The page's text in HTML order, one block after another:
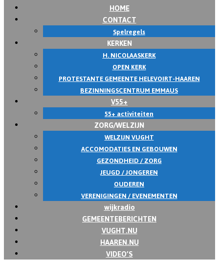
HOME
CONTACT
Spelregels
KERKEN
H. NICOLAASKERK
OPEN KERK
PROTESTANTE GEMEENTE HELEVOIRT-HAAREN
BEZINNINGSCENTRUM EMMAUS
V55+
55+ activiteiten
ZORG/WELZIJN
WELZIJN VUGHT
ACCOMODATIES EN GEBOUWEN
GEZONDHEID / ZORG
JEUGD / JONGEREN
OUDEREN
VERENIGINGEN / EVENEMENTEN
wijkradio
GEMEENTEBERICHTEN
VUGHT.NU
HAAREN.NU
VIDEO’S